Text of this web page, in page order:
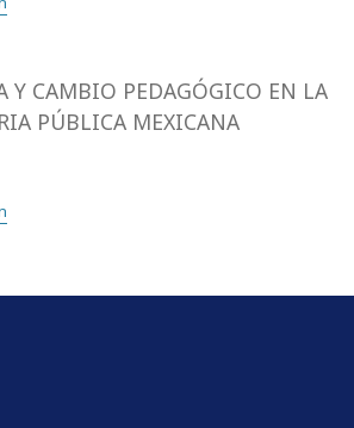
Y CAMBIO PEDAGÓGICO EN LA
PÚBLICA MEXICANA